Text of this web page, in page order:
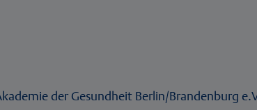
der Gesundheit Berlin/Brandenburg